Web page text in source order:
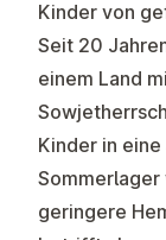
Kinder von
Seit 20
einem Land
Kinder in
Sommerlager
geringere